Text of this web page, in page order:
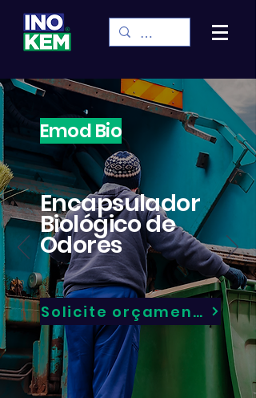
Emod Bio
Encapsulador
Biológico de
Odores
Solicite orçamento